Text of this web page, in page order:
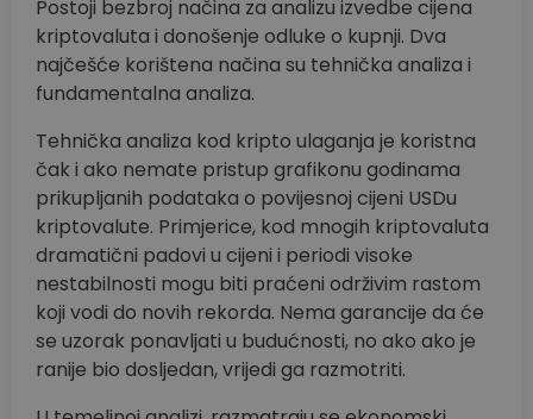
Postoji bezbroj načina za analizu izvedbe cijena
kriptovaluta i donošenje odluke o kupnji. Dva
najčešće korištena načina su tehnička analiza i
fundamentalna analiza.
Tehnička analiza kod kripto ulaganja je koristna
čak i ako nemate pristup grafikonu godinama
prikupljanih podataka o povijesnoj cijeni USDu
kriptovalute. Primjerice, kod mnogih kriptovaluta
dramatični padovi u cijeni i periodi visoke
nestabilnosti mogu biti praćeni održivim rastom
koji vodi do novih rekorda. Nema garancije da će
se uzorak ponavljati u budućnosti, no ako ako je
ranije bio dosljedan, vrijedi ga razmotriti.